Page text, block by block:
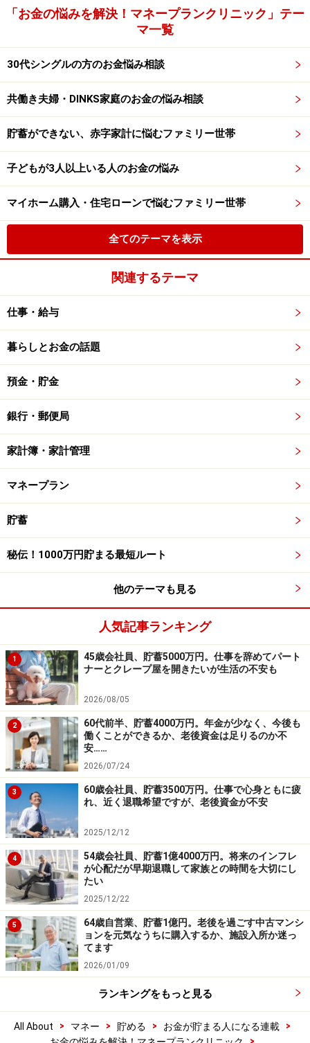
「お金の悩みを解決！マネープランクリニック」テー
マ一覧
30代シングルの方のお金悩み相談
共働き夫婦・DINKS家庭のお金の悩み相談
貯蓄ができない、赤字家計に悩むファミリー世帯
子どもが3人以上いる人のお金の悩み
マイホーム購入・住宅ローンで悩むファミリー世帯
全てのテーマを表示
関連するテーマ
仕事・給与
暮らしとお金の話題
預金・貯金
銀行・郵便局
家計簿・家計管理
マネープラン
貯蓄
秘伝！1000万円貯まる最短ルート
他のテーマも見る
人気記事ランキング
1
45歳会社員、貯蓄5000万円。仕事を辞めてパート
ナーとクレープ屋を開きたいが生活の不安も
2026/08/05
2
60代前半、貯蓄4000万円。年金が少なく、今後も
働くことができるか、老後資金は足りるのか不
安……
2026/07/24
3
60歳会社員、貯蓄3500万円。仕事で心身ともに疲
れ、近く退職希望ですが、老後資金が不安
2025/12/12
4
54歳会社員、貯蓄1億4000万円。将来のインフレ
が心配だが早期退職して家族との時間を大切にし
たい
2025/12/22
5
64歳自営業、貯蓄1億円。老後を過ごす中古マンシ
ョンを元気なうちに購入するか、施設入所か迷っ
てます
2026/01/09
ランキングをもっと見る
All About > マネー > 貯める > お金が貯まる人になる連載
>